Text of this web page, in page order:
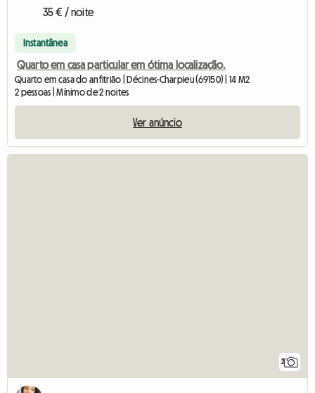
35 € / noite
Instantânea
Quarto em casa particular em ótima localização.
Quarto em casa do anfitrião | Décines-Charpieu (69150) | 14 M2
2 pessoas | Mínimo de 2 noites
Ver anúncio
2